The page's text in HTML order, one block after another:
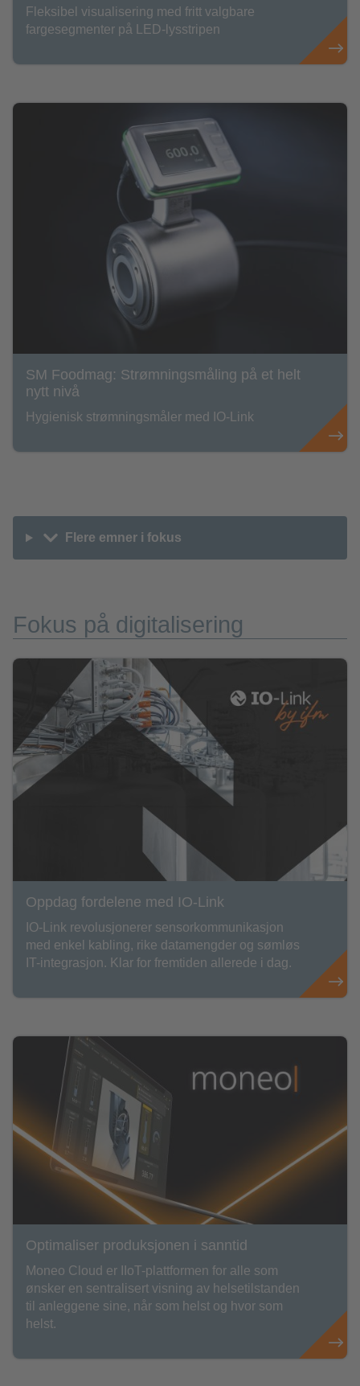
Fleksibel visualisering med fritt valgbare
fargesegmenter på LED-lysstripen
SM Foodmag: Strømningsmåling på et helt
nytt nivå
Hygienisk strømningsmåler med IO-Link
Flere emner i fokus
Fokus på digitalisering
Oppdag fordelene med IO-Link
IO-Link revolusjonerer sensorkommunikasjon
med enkel kabling, rike datamengder og sømløs
IT-integrasjon. Klar for fremtiden allerede i dag.
Optimaliser produksjonen i sanntid
Moneo Cloud er IIoT-plattformen for alle som
ønsker en sentralisert visning av helsetilstanden
til anleggene sine, når som helst og hvor som
helst.